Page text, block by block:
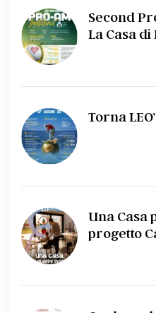
Second
La Casa
Torna
Una Casa
progetto